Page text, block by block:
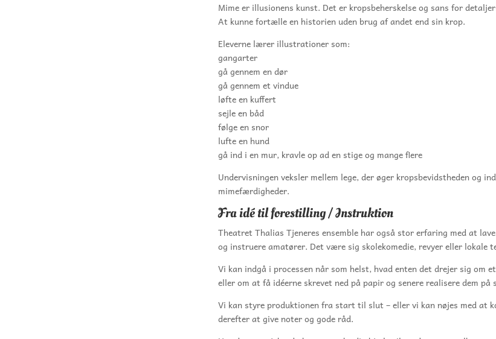
Mime er illusionens kunst. Det er kropsbeherskelse og sans for
At kunne fortælle en historien uden brug af andet end sin krop.
Eleverne lærer illustrationer som:
gangarter
gå gennem en dør
gå gennem et vindue
løfte en kuffert
sejle en båd
følge en snor
lufte en hund
gå ind i en mur, kravle op ad en stige og mange flere
Undervisningen veksler mellem lege, der øger kropsbevidstheden og
mimefærdigheder.
Fra idé til forestilling / Instruktion
Theatret Thalias Tjeneres ensemble har også stor erfaring med at
og instruere amatører. Det være sig skolekomedie, revyer eller lokale
Vi kan indgå i processen når som helst, hvad enten det drejer sig om
eller om at få idéerne skrevet ned på papir og senere realisere dem på
Vi kan styre produktionen fra start til slut – eller vi kan nøjes med at
derefter at give noter og gode råd.